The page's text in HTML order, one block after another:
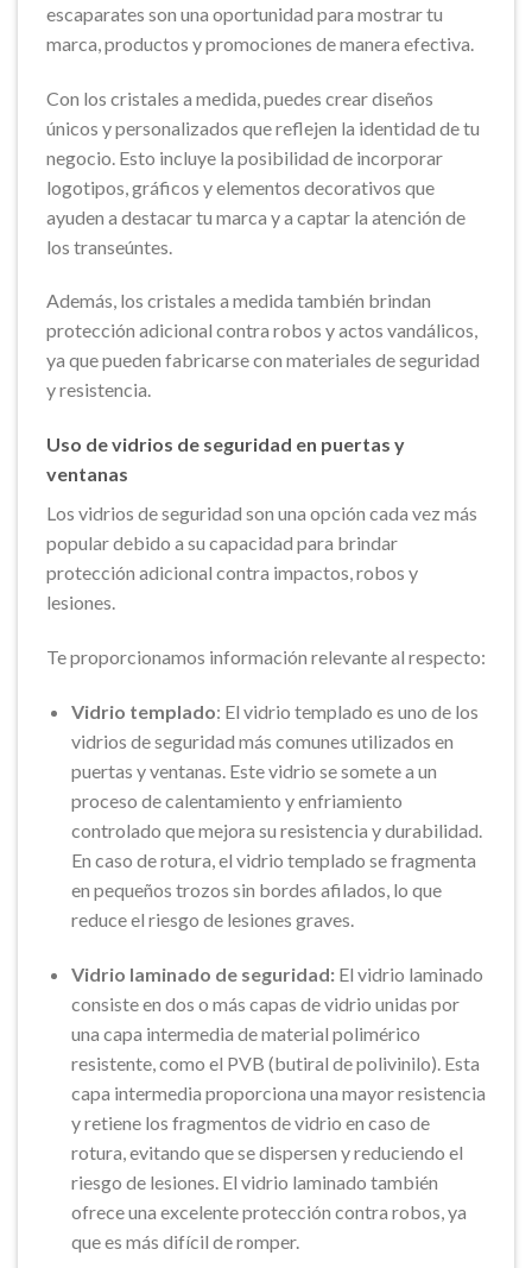
escaparates son una oportunidad para mostrar tu
marca, productos y promociones de manera efectiva.
Con los cristales a medida, puedes crear diseños
únicos y personalizados que reflejen la identidad de tu
negocio. Esto incluye la posibilidad de incorporar
logotipos, gráficos y elementos decorativos que
ayuden a destacar tu marca y a captar la atención de
los transeúntes.
Además, los cristales a medida también brindan
protección adicional contra robos y actos vandálicos,
ya que pueden fabricarse con materiales de seguridad
y resistencia.
Uso de vidrios de seguridad en puertas y
ventanas
Los vidrios de seguridad son una opción cada vez más
popular debido a su capacidad para brindar
protección adicional contra impactos, robos y
lesiones.
Te proporcionamos información relevante al respecto:
Vidrio templado: El vidrio templado es uno de los
vidrios de seguridad más comunes utilizados en
puertas y ventanas. Este vidrio se somete a un
proceso de calentamiento y enfriamiento
controlado que mejora su resistencia y durabilidad.
En caso de rotura, el vidrio templado se fragmenta
en pequeños trozos sin bordes afilados, lo que
reduce el riesgo de lesiones graves.
Vidrio laminado de seguridad:El vidrio laminado
consiste en dos o más capas de vidrio unidas por
una capa intermedia de material polimérico
resistente, como el PVB (butiral de polivinilo). Esta
capa intermedia proporciona una mayor resistencia
y retiene los fragmentos de vidrio en caso de
rotura, evitando que se dispersen y reduciendo el
riesgo de lesiones. El vidrio laminado también
ofrece una excelente protección contra robos, ya
que es más difícil de romper.